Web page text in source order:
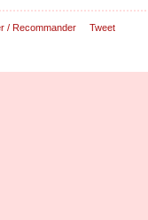
/ Recommander Tweet